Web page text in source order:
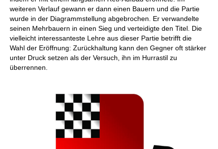
weiteren Verlauf gewann er dann einen Bauern und die Partie
wurde in der Diagrammstellung abgebrochen. Er verwandelte
seinen Mehrbauern in einen Sieg und verteidigte den Titel. Die
vielleicht interessanteste Lehre aus dieser Partie betrifft die
Wahl der Eröffnung: Zurückhaltung kann den Gegner oft stärker
unter Druck setzen als der Versuch, ihn im Hurrastil zu
überrennen.